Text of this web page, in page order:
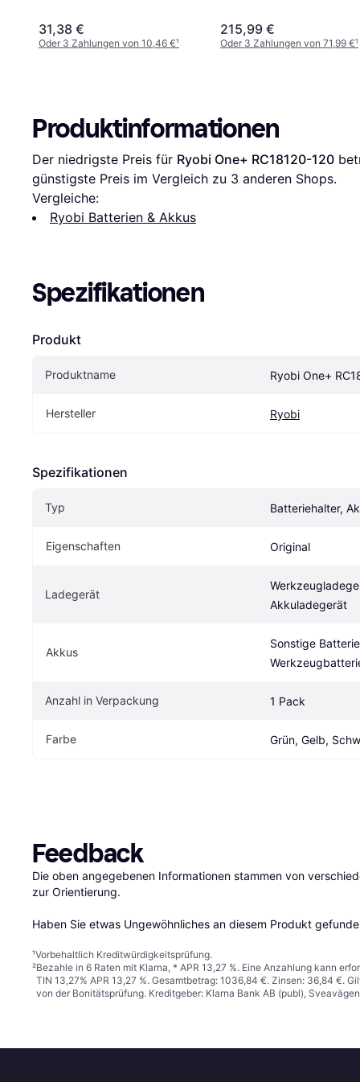
31,38 €
Oder 3 Zahlungen von 10,46 €¹
215,99 €
Oder 3 Zahlungen von 71,99 €¹
Produktinformationen
Der niedrigste Preis für Ryobi One+ RC18120-120
günstigste Preis im Vergleich zu 3 anderen Shops.
Vergleiche:
Ryobi Batterien & Akkus
Spezifikationen
Produkt
Produktname Ryobi One+
Hersteller Ryobi
Spezifikationen
Typ Batteriehalter,
Eigenschaften Original
Ladegerät
Akkuladegerät
Akkus
Sonstige
Anzahl in Verpackung 1 Pack
Farbe Grün, Gelb,
Feedback
Die oben angegebenen Informationen stammen von
zur Orientierung.
Haben Sie etwas Ungewöhnliches an diesem Produkt
¹Vorbehaltlich Kreditwürdigkeitsprüfung.
²Bezahle in 6 Raten mit Klarna, * APR 13,27 %. Eine Anzahlung kann
TIN 13,27% APR 13,27 %. Gesamtbetrag: 1036,84 €. Zinsen: 36,84 €.
von der Bonitätsprüfung. Kreditgeber: Klarna Bank AB (publ),